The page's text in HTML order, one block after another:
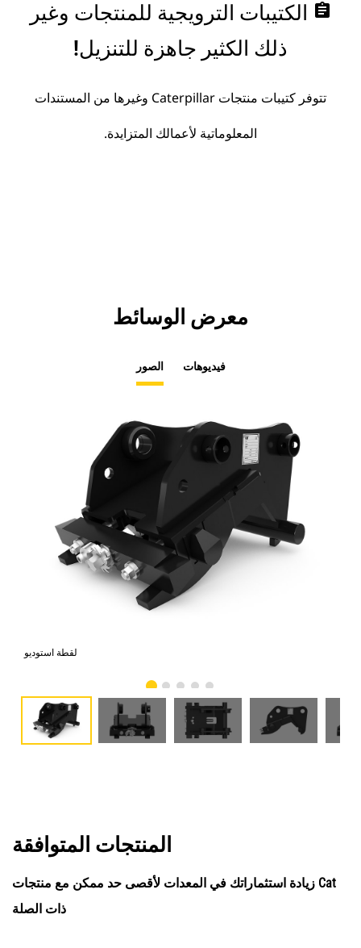
assignment الكتيبات الترويجية للمنتجات وغير
ذلك الكثير جاهزة للتنزيل!
تتوفر كتيبات منتجات Caterpillar وغيرها من المستندات
المعلوماتية لأعمالك المتزايدة.
معرض الوسائط
الصور فيديوهات
لقطة استوديو
المنتجات المتوافقة
زيادة استثماراتك في المعدات لأقصى حد ممكن مع منتجات Cat
ذات الصلة